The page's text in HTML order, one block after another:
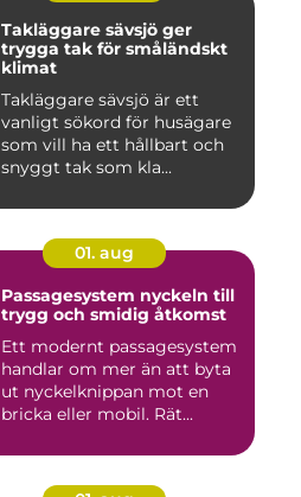
Takläggare sävsjö ger
trygga tak för småländskt
klimat
Takläggare sävsjö är ett
vanligt sökord för husägare
som vill ha ett hållbart och
snyggt tak som kla...
01. aug
Passagesystem nyckeln till
trygg och smidig åtkomst
Ett modernt passagesystem
handlar om mer än att byta
ut nyckelknippan mot en
bricka eller mobil. Rät...